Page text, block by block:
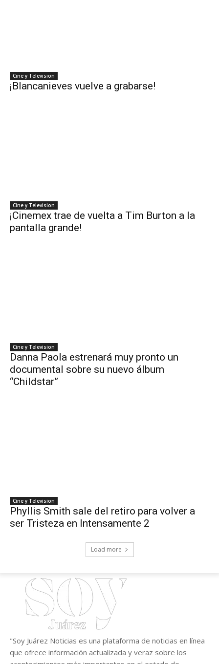
Cine y Television
¡Blancanieves vuelve a grabarse!
Cine y Television
¡Cinemex trae de vuelta a Tim Burton a la
pantalla grande!
Cine y Television
Danna Paola estrenará muy pronto un
documental sobre su nuevo álbum
“Childstar”
Cine y Television
Phyllis Smith sale del retiro para volver a
ser Tristeza en Intensamente 2
Load more
"Soy Juárez Noticias es una plataforma de noticias en línea
que ofrece información actualizada y veraz sobre los